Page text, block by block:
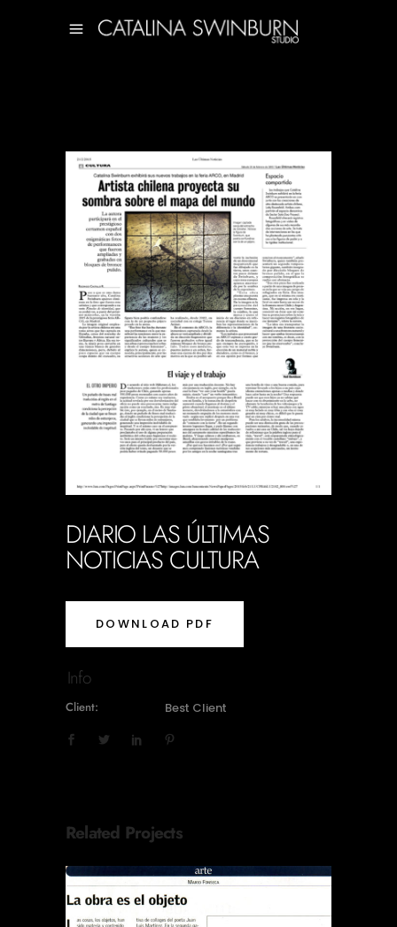
DIARIO LAS ÚLTIMAS
NOTICIAS CULTURA
DOWNLOAD PDF
Info
Client: Best Client
Related Projects